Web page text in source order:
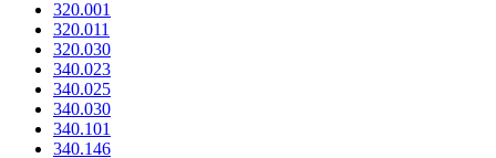
320.001
320.011
320.030
340.023
340.025
340.030
340.101
340.146